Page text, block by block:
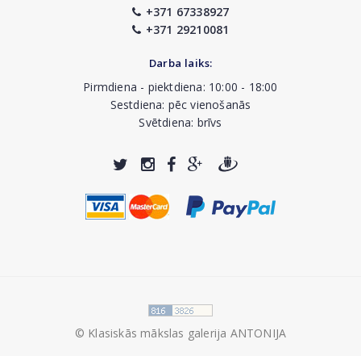
+371 67338927
+371 29210081
Darba laiks:
Pirmdiena - piektdiena: 10:00 - 18:00
Sestdiena: pēc vienošanās
Svētdiena: brīvs
© Klasiskās mākslas galerija ANTONIJA